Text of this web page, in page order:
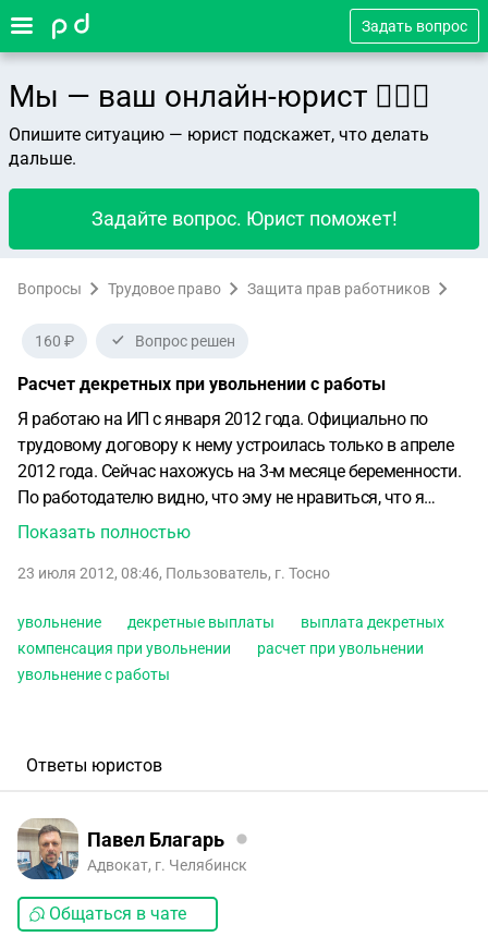
Задать вопрос
Мы — ваш онлайн-юрист 👨🏻‍⚖️
Опишите ситуацию — юрист подскажет, что делать
дальше.
Задайте вопрос. Юрист поможет!
Вопросы Трудовое право Защита прав работников
160 ₽ Вопрос решен
Расчет декретных при увольнении с работы
Я работаю на ИП с января 2012 года. Официально по
трудовому договору к нему устроилась только в апреле
2012 года. Сейчас нахожусь на 3-м месяце беременности.
По работодателю видно, что эму не нравиться, что я
забеременела, и буду уходить в декрет. По трудовому
дней. На практике я ухожу в отпуск на 1-ну неделю зимой
отпуска, но работодатель мне отказал, поскольку я еще не
отработала 11 месяцев. К тому же у меня рабочий день
состоит из 10 часов, а не 8, как обусловлено в договоре.
после увольнения?
Показать полностью
23 июля 2012, 08:46, Пользователь, г. Тосно
увольнение декретные выплаты
выплата декретных
компенсация при увольнении
расчет при увольнении
увольнение с работы
Ответы юристов
Павел Благарь
Адвокат, г. Челябинск
Общаться в чате